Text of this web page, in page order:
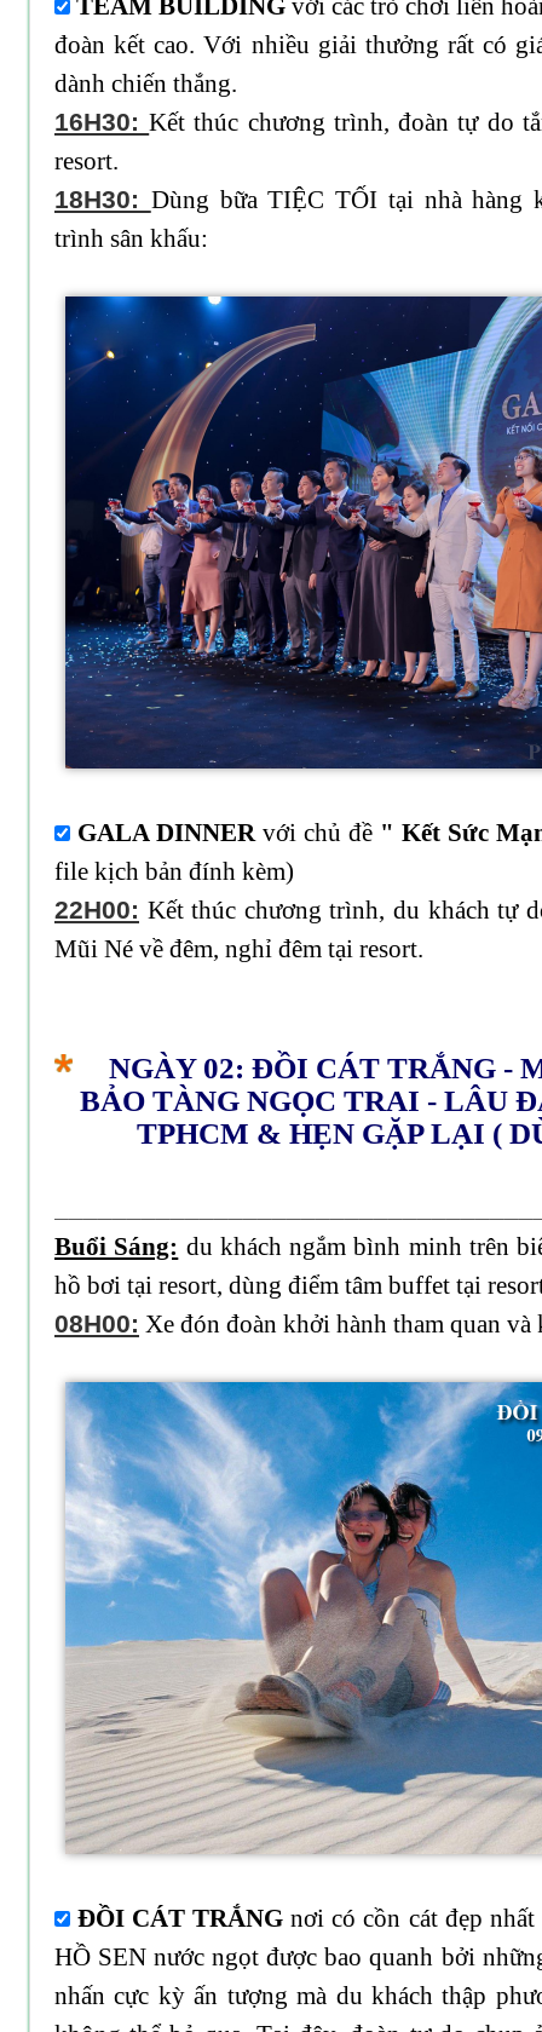
TEAM BUILDING với các trò chơi liên
đoàn kết cao. Với nhiều giải thưởng rất có
dành chiến thắng.
16H30:Kết thúc chương trình, đoàn tự do
resort.
18H30: Dùng bữa TIỆC TỐI tại nhà hàng
trình sân khấu:
GALA DINNERvới chủ đề " Kết Sức
file kịch bản đính kèm)
22H00: Kết thúc chương trình, du khách tự
Mũi Né về đêm, nghỉ đêm tại resort.
NGÀY 02: ĐỒI CÁT TRẮNG -
BẢO TÀNG NGỌC TRAI - LÂU
TPHCM & HẸN GẶP LẠI (
Buổi Sáng: du khách ngắm bình minh trên
hồ bơi tại resort, dùng điểm tâm buffet tại
08H00: Xe đón đoàn khởi hành tham quan
ĐỒI CÁT TRẮNG nơi có cồn cát đẹp
HỒ SEN nước ngọt được bao quanh bởi
nhấn cực kỳ ấn tượng mà du khách thập